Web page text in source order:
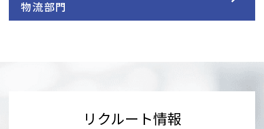
物流部門
リクルート情報